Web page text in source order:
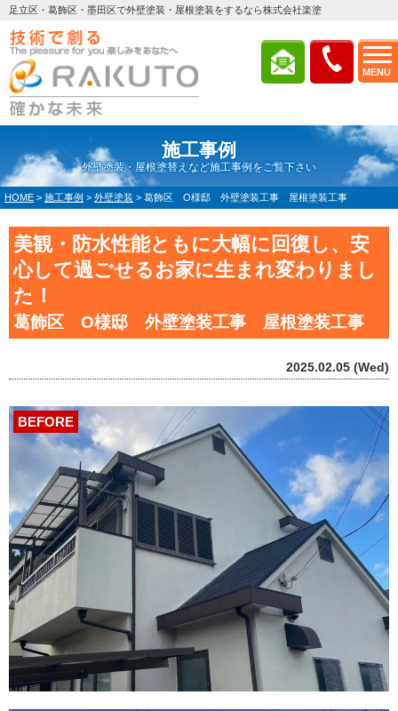
MENU
足立区・葛飾区・墨田区で外壁塗装・屋根塗装をするなら株式会社楽塗
施工事例
外壁塗装・屋根塗替えなど施工事例をご覧下さい
HOME > 施工事例 > 外壁塗装 > 葛飾区 O様邸 外壁塗装工事 屋根塗装工事
美観・防水性能ともに大幅に回復し、安
心して過ごせるお家に生まれ変わりまし
た！
葛飾区 O様邸 外壁塗装工事 屋根塗装工事
2025.02.05 (Wed)
BEFORE